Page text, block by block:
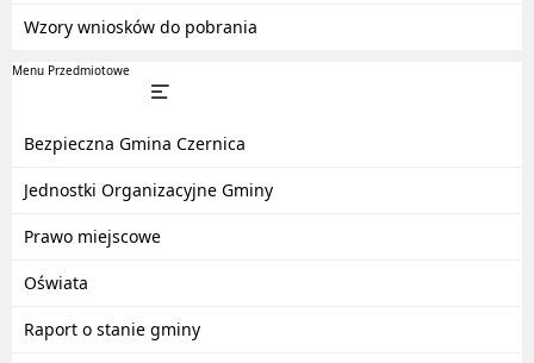
Wzory wniosków do pobrania
Menu Przedmiotowe
Bezpieczna Gmina Czernica
Jednostki Organizacyjne Gminy
Prawo miejscowe
Oświata
Raport o stanie gminy